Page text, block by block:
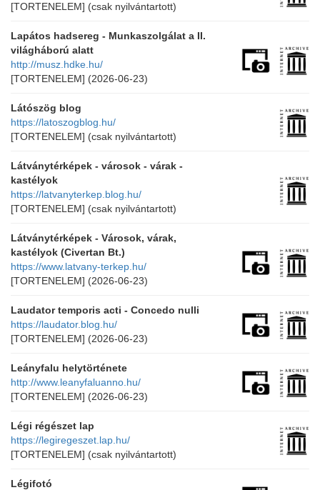
[TORTENELEM] (csak nyilvántartott)
Lapátos hadsereg - Munkaszolgálat a II.
világháború alatt
http://musz.hdke.hu/
[TORTENELEM] (2026-06-23)
Látószög blog
https://latoszogblog.hu/
[TORTENELEM] (csak nyilvántartott)
Látványtérképek - városok - várak -
kastélyok
https://latvanyterkep.blog.hu/
[TORTENELEM] (csak nyilvántartott)
Látványtérképek - Városok, várak,
kastélyok (Civertan Bt.)
https://www.latvany-terkep.hu/
[TORTENELEM] (2026-06-23)
Laudator temporis acti - Concedo nulli
https://laudator.blog.hu/
[TORTENELEM] (2026-06-23)
Leányfalu helytörténete
http://www.leanyfaluanno.hu/
[TORTENELEM] (2026-06-23)
Légi régészet lap
https://legiregeszet.lap.hu/
[TORTENELEM] (csak nyilvántartott)
Légifotó